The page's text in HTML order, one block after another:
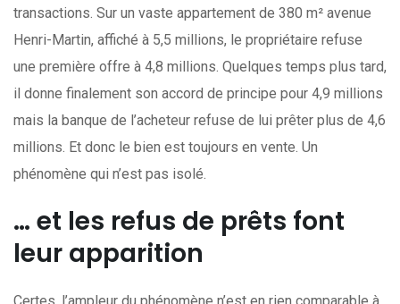
transactions. Sur un vaste appartement de 380 m² avenue
Henri-Martin, affiché à 5,5 millions, le propriétaire refuse
une première offre à 4,8 millions. Quelques temps plus tard,
il donne finalement son accord de principe pour 4,9 millions
mais la banque de l’acheteur refuse de lui prêter plus de 4,6
millions. Et donc le bien est toujours en vente. Un
phénomène qui n’est pas isolé.
… et les refus de prêts font
leur apparition